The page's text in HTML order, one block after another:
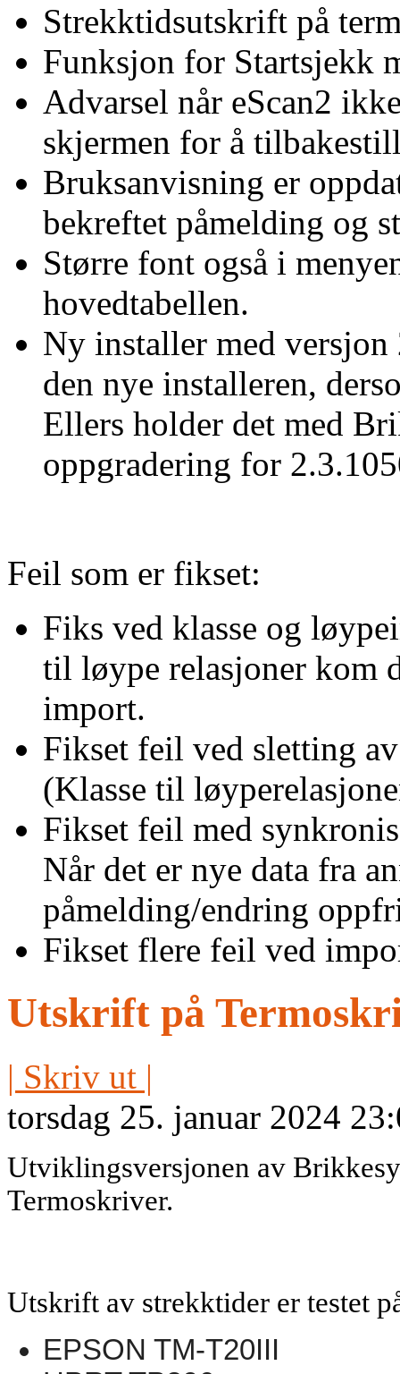
Strekktidsutskrift på
Funksjon for Startsjekk
Advarsel når eScan2
skjermen for å
Bruksanvisning er
bekreftet påmelding og
Større font også i
hovedtabellen.
Ny installer med
den nye installeren,
Ellers holder det med
oppgradering for
Feil som er fikset:
Fiks ved klasse og
til løype relasjoner kom
import.
Fikset feil ved sletting
(Klasse til
Fikset feil med
Når det er nye data fra
påmelding/endring
Fikset flere feil ved
Utskrift på
| Skriv ut |
torsdag 25. januar 2024
Utviklingsversjonen av
Termoskriver.
Utskrift av strekktider er testet
EPSON TM-T20III